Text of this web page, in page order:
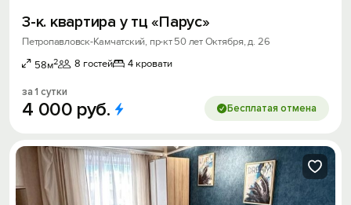
3-к. квартира у тц «Парус»
Петропавловск-Камчатский, пр-кт 50 лет Октября, д. 26
58м2 8 гостей 4 кровати
за 1 сутки
4 000 руб. Бесплатая отмена